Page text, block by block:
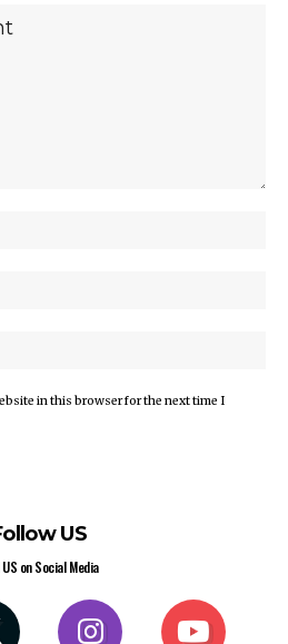
in this browser for the next time I
US
US on Social Media